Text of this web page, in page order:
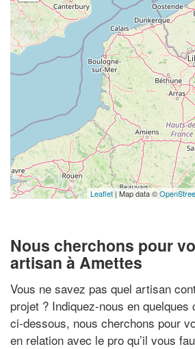
Leaflet | Map data ©
Nous cherchons pour
artisan à Amettes
Vous ne savez pas quel artisan
projet ? Indiquez-nous en
ci-dessous, nous cherchons pour
en relation avec le pro qu’il vous